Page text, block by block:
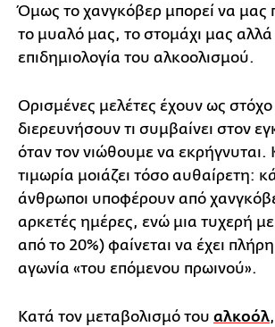
Όμως το χανγκόβερ μπορεί να μας
το μυαλό μας, το στομάχι μας αλλά
επιδημιολογία του αλκοολισμού.
Ορισμένες μελέτες έχουν ως στόχο
διερευνήσουν τι συμβαίνει στον
όταν τον νιώθουμε να εκρήγνυται.
τιμωρία μοιάζει τόσο αυθαίρετη:
άνθρωποι υποφέρουν από
αρκετές ημέρες, ενώ μια τυχερή
από το 20%) φαίνεται να έχει
αγωνία «του επόμενου πρωινού».
Κατά τον μεταβολισμό του αλκοόλ